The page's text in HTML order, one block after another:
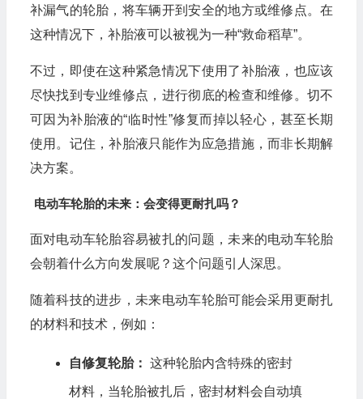
补漏气的轮胎，将车辆开到安全的地方或维修点。在
这种情况下，补胎液可以被视为一种“救命稻草”。
不过，即使在这种紧急情况下使用了补胎液，也应该
尽快找到专业维修点，进行彻底的检查和维修。切不
可因为补胎液的“临时性”修复而掉以轻心，甚至长期
使用。记住，补胎液只能作为应急措施，而非长期解
决方案。
电动车轮胎的未来：会变得更耐扎吗？
面对电动车轮胎容易被扎的问题，未来的电动车轮胎
会朝着什么方向发展呢？这个问题引人深思。
随着科技的进步，未来电动车轮胎可能会采用更耐扎
的材料和技术，例如：
自修复轮胎： 这种轮胎内含特殊的密封
材料，当轮胎被扎后，密封材料会自动填